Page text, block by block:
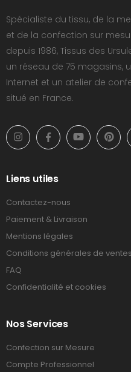
Spécialiste du tissu, de la
et de la confection sur
depuis 1986, Tissus des
un réseau de 75 magasins,
Internet et un atelier de
situé en France.
Liens utiles
Contactez-nous
Paiement & Livraison
Mentions légales
Conditions générales de ventes
FAQ
Confidentialité et cookies
Nos Services
Confection sur Mesure
Compte Professionnel